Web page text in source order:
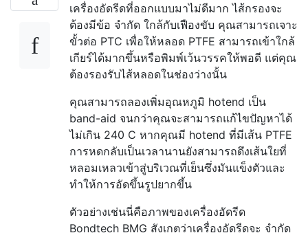
เครื่องอัดรีดที่ออกแบบมาไม่ดีมาก ไส้กรองจะ
ต้องมีข้อ จำกัด ใกล้กับเฟืองขับ คุณสามารถเจาะ
ขั้วต่อ PTC เพื่อให้หลอด PTFE สามารถเข้าใกล้
เกียร์ได้มากขึ้นหรือพิมพ์เว้นวรรคให้พอดี แต่คุณ
ต้องรองรับไส้หลอดในช่องว่างนั้น
คุณสามารถลองเพิ่มอุณหภูมิ hotend เป็น
band-aid จนกว่าคุณจะสามารถแก้ไขปัญหาได้
ไม่เกิน 240 C หากคุณมี hotend ที่มีเส้น PTFE
การหดกลับเป็นเวลานานยังสามารถดึงเส้นใยที่
หลอมเหลวเข้าสู่บริเวณที่เย็นซึ่งมันแข็งตัวและ
ทำให้การอัดขึ้นรูปยากขึ้น
ตัวอย่างเช่นนี่คือภาพของเครื่องอัดรีด
Bondtech BMG สังเกตว่าเครื่องอัดรีดจะ จำกัด